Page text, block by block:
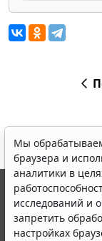
Мы
браузера и
аналитики в
исследований и
запретить
настройках
© ООО "НПП
выпускается с
являются